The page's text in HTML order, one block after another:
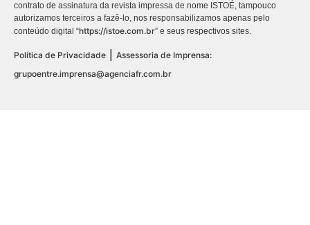
contrato de assinatura da revista impressa de nome ISTOÉ, tampouco
autorizamos terceiros a fazê-lo, nos responsabilizamos apenas pelo
conteúdo digital “https://istoe.com.br” e seus respectivos sites.
Política de Privacidade
Assessoria de Imprensa:
grupoentre.imprensa@agenciafr.com.br